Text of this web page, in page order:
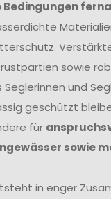
sowie
und
geschützt
für
sowie
in enger